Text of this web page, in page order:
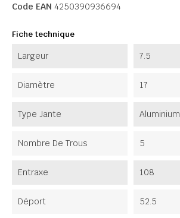
Code EAN 4250390936694
Fiche technique
Largeur 7.5
Diamètre 17
Type Jante Aluminium
Nombre De Trous 5
Entraxe 108
Déport 52.5